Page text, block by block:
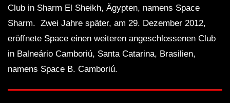
Club in Sharm El Sheikh, Ägypten, namens Space
Sharm. Zwei Jahre später, am 29. Dezember 2012,
eröffnete Space einen weiteren angeschlossenen Club
in Balneário Camboriú, Santa Catarina, Brasilien,
namens Space B. Camboriú.